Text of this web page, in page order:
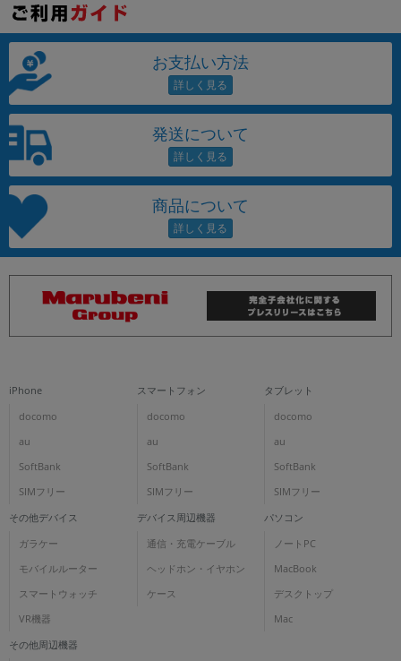
お支払い方法
発送について
商品について
iPhone
docomo
au
SoftBank
SIMフリー
スマートフォン
docomo
au
SoftBank
SIMフリー
タブレット
docomo
au
SoftBank
SIMフリー
その他デバイス
ガラケー
モバイルルーター
スマートウォッチ
VR機器
デバイス周辺機器
通信・充電ケーブル
ヘッドホン・イヤホン
ケース
パソコン
ノートPC
MacBook
デスクトップ
Mac
その他周辺機器